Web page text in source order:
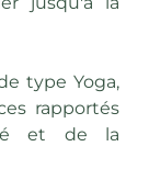
type Yoga,
rapportés
et de la